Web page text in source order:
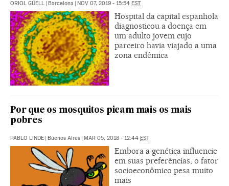
ORIOL GÜELL Barcelona NOV 07, 2019 - 15:54 EST
Hospital da capital espanhola
diagnosticou a doença em
um adulto jovem cujo
parceiro havia viajado a uma
zona endêmica
Por que os mosquitos picam mais os mais
pobres
PABLO LINDE | Buenos Aires | MAR 05, 2018 - 12:44 EST
Embora a genética influencie
em suas preferências, o fator
socioeconômico pesa muito
mais